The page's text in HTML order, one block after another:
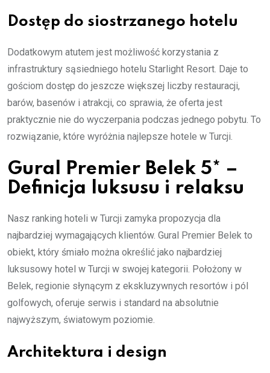
Dostęp do siostrzanego hotelu
Dodatkowym atutem jest możliwość korzystania z
infrastruktury sąsiedniego hotelu Starlight Resort. Daje to
gościom dostęp do jeszcze większej liczby restauracji,
barów, basenów i atrakcji, co sprawia, że oferta jest
praktycznie nie do wyczerpania podczas jednego pobytu. To
rozwiązanie, które wyróżnia najlepsze hotele w Turcji.
Gural Premier Belek 5* –
Definicja luksusu i relaksu
Nasz ranking hoteli w Turcji zamyka propozycja dla
najbardziej wymagających klientów. Gural Premier Belek to
obiekt, który śmiało można określić jako najbardziej
luksusowy hotel w Turcji w swojej kategorii. Położony w
Belek, regionie słynącym z ekskluzywnych resortów i pól
golfowych, oferuje serwis i standard na absolutnie
najwyższym, światowym poziomie.
Architektura i design